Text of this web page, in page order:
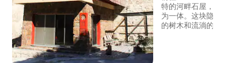
特的河畔石屋，将
为一体。这块隐藏
的树木和流淌的瀑